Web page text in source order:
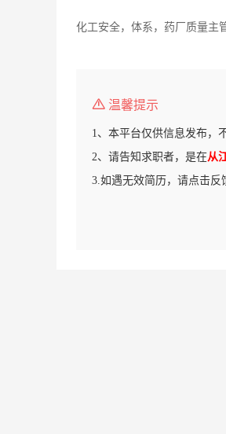
化工安全，体系，药厂质量主
温馨提示
1、本平台仅供信息发布，
2、请告知求职者，是在从
3.如遇无效简历，请点击反